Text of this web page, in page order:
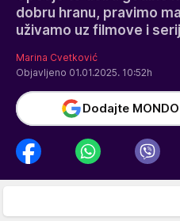
dobru hranu, pravimo
uživamo uz filmove i
Marina Cvetković
Objavljeno 01.01.2025. 10:52h
Dodajte